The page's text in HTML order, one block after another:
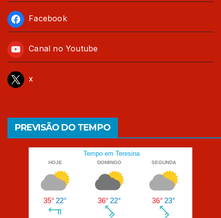
Facebook
Canal no Youtube
x
PREVISÃO DO TEMPO